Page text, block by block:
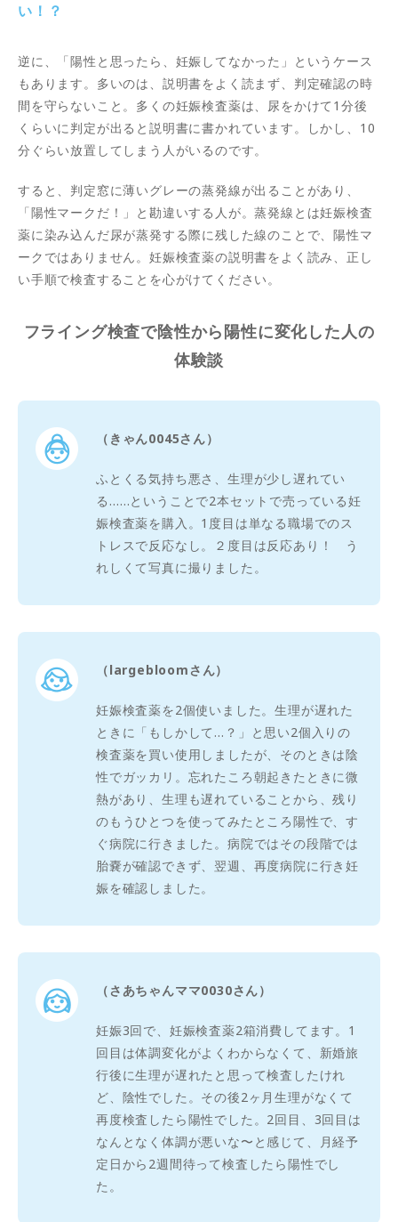
い！？
逆に、「陽性と思ったら、妊娠してなかった」というケース
もあります。多いのは、説明書をよく読まず、判定確認の時
間を守らないこと。多くの妊娠検査薬は、尿をかけて1分後
くらいに判定が出ると説明書に書かれています。しかし、10
分ぐらい放置してしまう人がいるのです。
すると、判定窓に薄いグレーの蒸発線が出ることがあり、
「陽性マークだ！」と勘違いする人が。蒸発線とは妊娠検査
薬に染み込んだ尿が蒸発する際に残した線のことで、陽性マ
ークではありません。妊娠検査薬の説明書をよく読み、正し
い手順で検査することを心がけてください。
フライング検査で陰性から陽性に変化した人の
体験談
（きゃん0045さん）
ふとくる気持ち悪さ、生理が少し遅れてい
る……ということで2本セットで売っている妊
娠検査薬を購入。1度目は単なる職場でのス
トレスで反応なし。２度目は反応あり！ う
れしくて写真に撮りました。
（largebloomさん）
妊娠検査薬を2個使いました。生理が遅れた
ときに「もしかして…？」と思い2個入りの
検査薬を買い使用しましたが、そのときは陰
性でガッカリ。忘れたころ朝起きたときに微
熱があり、生理も遅れていることから、残り
のもうひとつを使ってみたところ陽性で、す
ぐ病院に行きました。病院ではその段階では
胎嚢が確認できず、翌週、再度病院に行き妊
娠を確認しました。
（さあちゃんママ0030さん）
妊娠3回で、妊娠検査薬2箱消費してます。1
回目は体調変化がよくわからなくて、新婚旅
行後に生理が遅れたと思って検査したけれ
ど、陰性でした。その後2ヶ月生理がなくて
再度検査したら陽性でした。2回目、3回目は
なんとなく体調が悪いな〜と感じて、月経予
定日から2週間待って検査したら陽性でし
た。